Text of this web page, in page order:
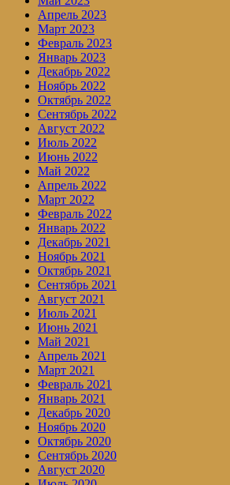
Апрель 2023
Март 2023
Февраль 2023
Январь 2023
Декабрь 2022
Ноябрь 2022
Октябрь 2022
Сентябрь 2022
Август 2022
Июль 2022
Июнь 2022
Май 2022
Апрель 2022
Март 2022
Февраль 2022
Январь 2022
Декабрь 2021
Ноябрь 2021
Октябрь 2021
Сентябрь 2021
Август 2021
Июль 2021
Июнь 2021
Май 2021
Апрель 2021
Март 2021
Февраль 2021
Январь 2021
Декабрь 2020
Ноябрь 2020
Октябрь 2020
Сентябрь 2020
Август 2020